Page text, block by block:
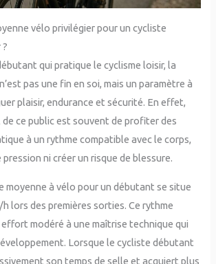
vélo privilégier pour un cycliste
qui pratique le cyclisme loisir, la
pas une fin en soi, mais un paramètre à
plaisir, endurance et sécurité. En effet,
de ce public est souvent de profiter des
à un rythme compatible avec le corps,
ni créer un risque de blessure.
moyenne à vélo pour un débutant se situe
lors des premières sorties. Ce rythme
effort modéré à une maîtrise technique qui
Lorsque le cycliste débutant
son temps de selle et acquiert plus